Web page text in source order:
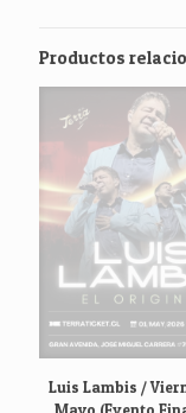
Productos
Luis Lambis /